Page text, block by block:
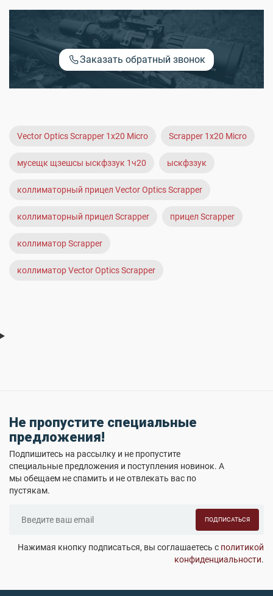
Заказать обратный звонок
Vector Optics Scrapper 1x20 Micro Scrapper 1x20 Micro
мусещк щзешсы ыскфззук 1ч20 ыскфззук
коллиматорный прицел Vector Optics Scrapper
коллиматорный прицел Scrapper прицел Scrapper
коллиматор Scrapper
коллиматор Vector Optics Scrapper
Не пропустите специальные
предложения!
Подпишитесь на рассылку и не пропустите
специальные предложения и поступления новинок. А
мы обещаем не спамить и не отвлекать вас по
пустякам.
ПОДПИСАТЬСЯ
Нажимая кнопку подписаться, вы соглашаетесь с политикой
конфиденциальности.